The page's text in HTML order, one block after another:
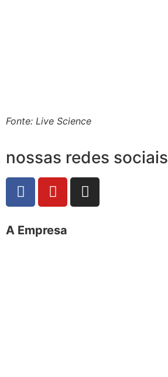
Fonte: Live Science
nossas redes sociais
A Empresa